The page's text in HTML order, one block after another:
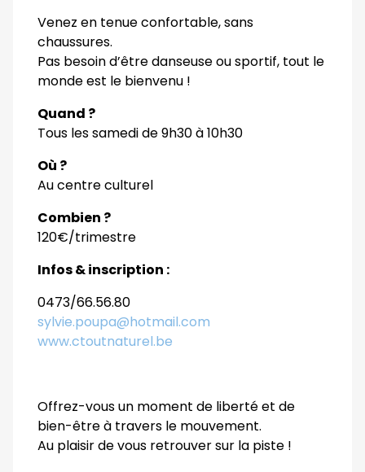
Venez en tenue confortable, sans
chaussures.
Pas besoin d’être danseuse ou sportif, tout le
monde est le bienvenu !
Quand ?
Tous les samedi de 9h30 à 10h30
Où ?
Au centre culturel
Combien ?
120€/trimestre
Infos & inscription :
0473/66.56.80
sylvie.poupa@hotmail.com
www.ctoutnaturel.be
Offrez-vous un moment de liberté et de
bien-être à travers le mouvement.
Au plaisir de vous retrouver sur la piste !